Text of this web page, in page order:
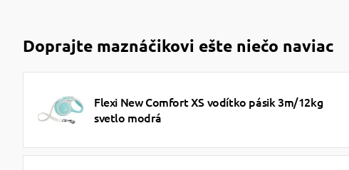
Doprajte maznáčikovi ešte niečo naviac
Flexi New Comfort XS vodítko pásik 3m/12kg
svetlo modrá